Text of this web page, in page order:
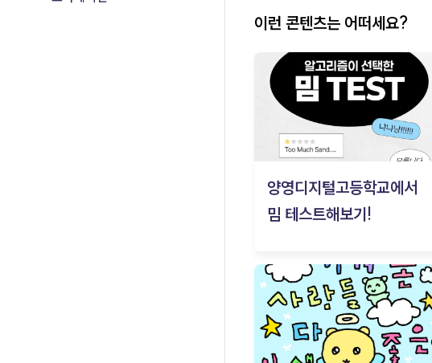
이런 콘텐츠는 어떠세요?
양영디지털고등학교에서
밈 테스트해보기!